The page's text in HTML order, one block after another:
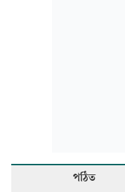
পঠিত